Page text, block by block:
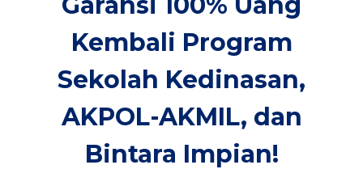
Kembali Program
Sekolah Kedinasan,
AKPOL-AKMIL, dan
Bintara Impian!